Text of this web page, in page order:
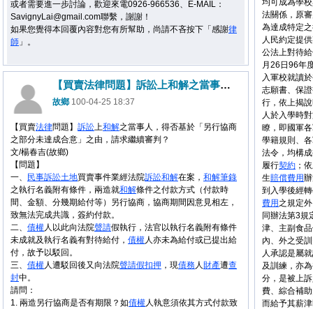
均可成為學
法關係，原
為達成特定
人民約定提
公法上對待
月26日96年
入軍校就讀
志願書、保
行，依上揭
人於入學時
瞭，即國軍
學籍規則、
法令，均構
履行契約 ；
生賠償費用
到入學後經
費用 之規定
同辦法第3規
津、主副食
內、外之受
人承認是屬
及訓練，亦
分，是被上
費、綜合補
而給予其薪
或者需要進一步討論，歡迎來電0926-966536、E-MAIL：
SavignyLai@gmail.com聯繫，謝謝！
如果您覺得本回覆內容對您有所幫助，尚請不吝按下「感謝律
師 」。
【買賣法律問題】訴訟上和解之當事人，得否基於「另行協商之部分未達成合意」之由，請求繼續審判？
故鄉100-04-25 18:37
【買賣法律問題】 訴訟上和解之當事人，得否基於「另行協商
之部分未達成合意」之由，請求繼續審判？
文/楊春吉(故鄉)
【問題】
一、
民事訴訟土地買賣事件業經法院訴訟和解在案， 和解筆錄
之執行名義附有條件，兩造就和解條件之付款方式（付款時
間、金額、分幾期給付等）另行協商，協商期間因意見相左，
致無法完成共識，簽約付款。
二、 債權人以此向法院聲請假執行，法官以執行名義附有條件
未成就及執行名義有對待給付， 債權人亦未為給付或已提出給
付，故予以駁回。
三、 債權人遭駁回後又向法院聲請假扣押 ，現債務人財產遭查
封中。
請問：
1. 兩造另行協商是否有期限？如債權人執意須依其方式付款致